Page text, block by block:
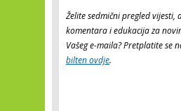
Želite sedmični pregled vijesti,
komentara i edukacija za
Vašeg e-maila? Pretplatite se
bilten ovdje.